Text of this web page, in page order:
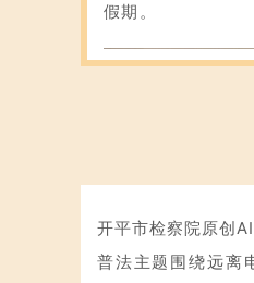
假期。
开平市检察院原创
普法主题围绕远离